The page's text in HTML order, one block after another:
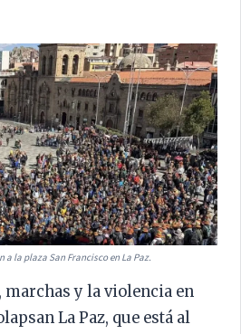
a la plaza San Francisco en La Paz.
marchas y la violencia en
La Paz, que está al